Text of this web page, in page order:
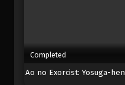
Completed
Ao no Exorcist: Yosuga-hen